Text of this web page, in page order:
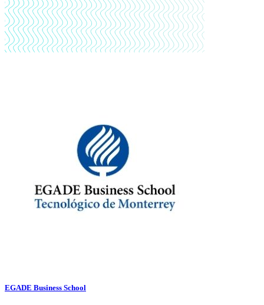
EGADE Business School